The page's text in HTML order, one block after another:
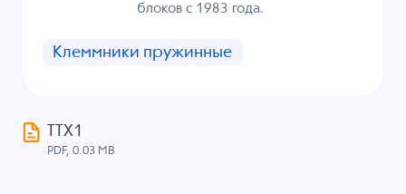
блоков с 1983 года.
Клеммники пружинные
ТТХ1
PDF, 0.03 MB